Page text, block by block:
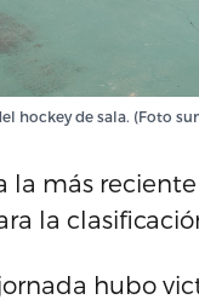
hockey de sala. (Foto
la más
la
hubo